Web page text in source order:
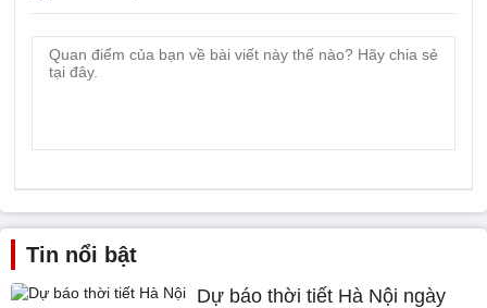
Tin nổi bật
Dự báo thời tiết Hà Nội ngày